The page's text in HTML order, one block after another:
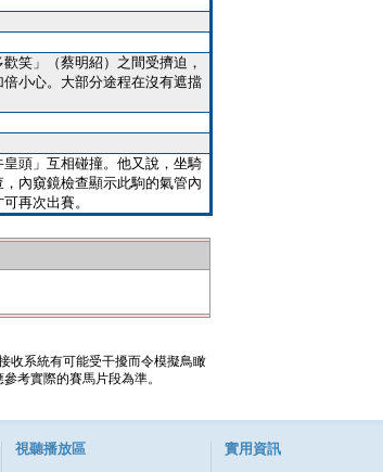
笑」（蔡明紹）之間受擠迫，
小心。大部分途程在沒有遮擋
頭」互相碰撞。他又說，坐騎
內窺鏡檢查顯示此駒的氣管內
再次出賽。
收系統有可能受干擾而令模擬鳥瞰
考實際的賽馬片段為準。
視聽播放區 實用資訊